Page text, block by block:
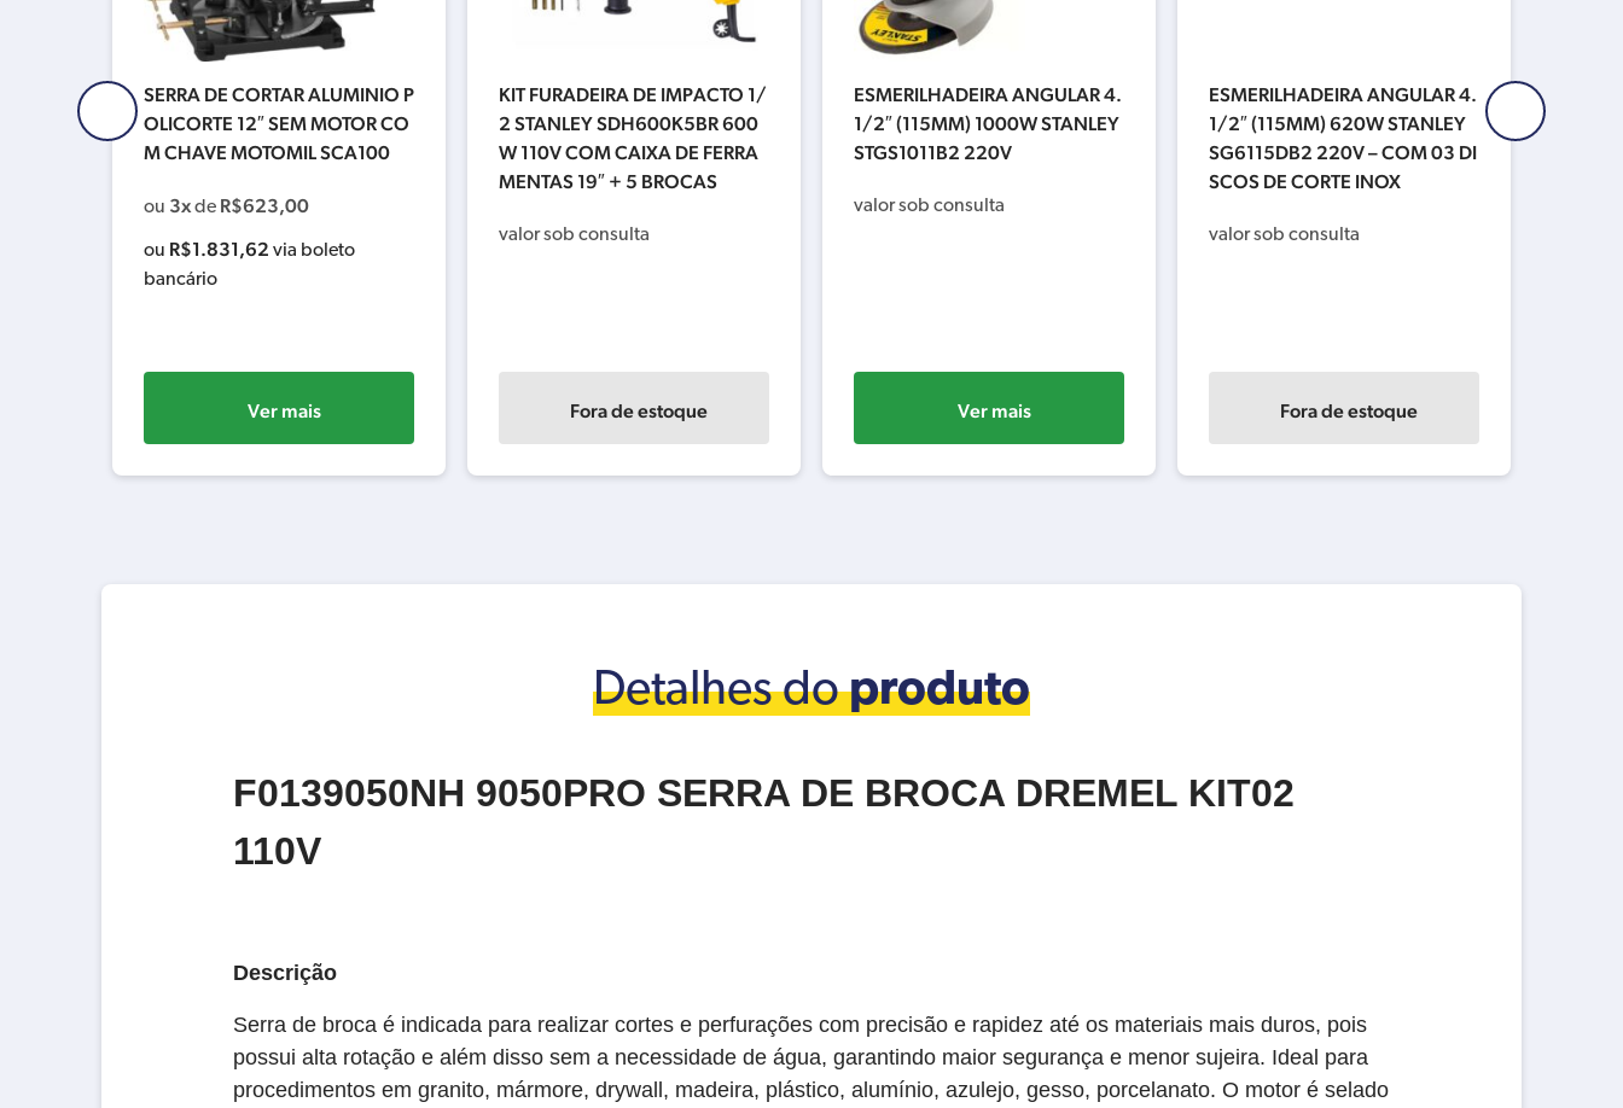
SERRA DE CORTAR ALUMINIO P
OLICORTE 12″ SEM MOTOR CO
M CHAVE MOTOMIL SCA100
ou 3xde R$623,00
ou R$1.831,62 via boleto
bancário
Ver mais
KIT FURADEIRA DE IMPACTO 1/
2 STANLEY SDH600K5BR 600
W 110V COM CAIXA DE FERRA
MENTAS 19″ + 5 BROCAS
valor sob consulta
Fora de estoque
ESMERILHADEIRA ANGULAR 4.
1/2″ (115MM) 1000W STANLEY
STGS1011B2 220V
valor sob consulta
Ver mais
ESMERILHADEIRA ANGULAR 4.
1/2″ (115MM) 620W STANLEY
SG6115DB2 220V – COM 03 DI
SCOS DE CORTE INOX
valor sob consulta
Fora de estoque
Detalhes doproduto
F0139050NH 9050PRO SERRA DE BROCA DREMEL KIT02
110V
Descrição
Serra de broca é indicada para realizar cortes e perfurações com precisão e rapidez até os materiais mais duros, pois
possui alta rotação e além disso sem a necessidade de água, garantindo maior segurança e menor sujeira. Ideal para
procedimentos em granito, mármore, drywall, madeira, plástico, alumínio, azulejo, gesso, porcelanato. O motor é selado